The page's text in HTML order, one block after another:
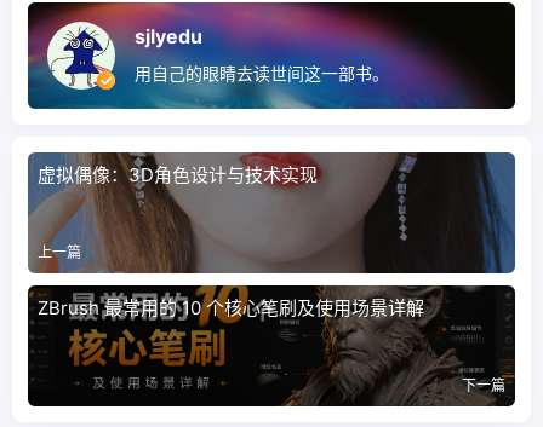
sjlyedu
用自己的眼睛去读世间这一部书。
虚拟偶像：3D角色设计与技术实现
上一篇
ZBrush 最常用的 10 个核心笔刷及使用场景详解
下一篇